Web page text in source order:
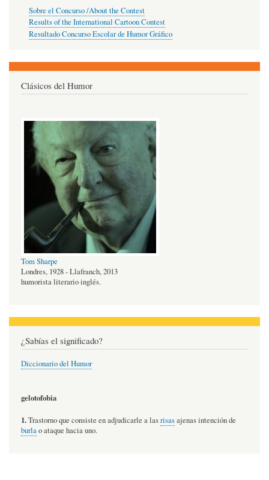
Sobre el Concurso /About the Contest
Results of the International Cartoon Contest
Resultado Concurso Escolar de Humor Gráfico
Clásicos del Humor
Tom Sharpe
Londres, 1928 - Llafranch, 2013
humorista literario inglés.
¿Sabías el significado?
Diccionario del Humor
gelotofobia
1.Trastorno que consiste en adjudicarle a lasrisasajenas intención de
burlao ataque hacia uno.